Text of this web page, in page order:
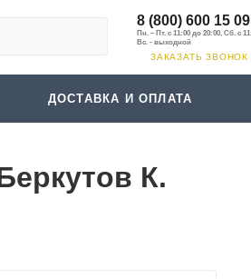
8 (800) 600 15 09
ЗАКАЗАТЬ ЗВОНОК
ДОСТАВКА И ОПЛАТА
К.